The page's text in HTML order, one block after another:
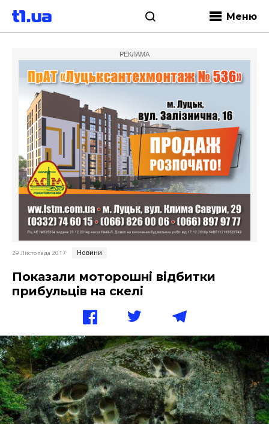
Меню
РЕКЛАМА
29 Листопада 2017 Новини
Показали моторошні відбитки
прибульців на скелі